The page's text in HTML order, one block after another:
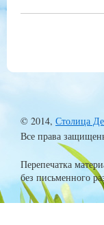
© 2014, Столица
Все права
Перепечатка
без письменного